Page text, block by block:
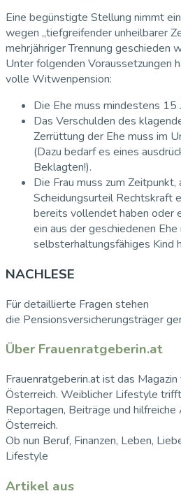
Eine begünstigte Stellung nimmt
wegen „tiefgreifender unheilbarer
mehrjähriger Trennung geschieden
Unter folgenden Voraussetzungen
volle Witwenpension:
Die Ehe muss mindestens 15
Das Verschulden des
Zerrüttung der Ehe muss im
(Dazu bedarf es eines
Beklagten!).
Die Frau muss zum Zeitpunkt,
Scheidungsurteil Rechtskraft
bereits vollendet haben oder
ein aus der geschiedenen Ehe
selbsterhaltungsfähiges Kind
NACHLESE
Für detaillierte Fragen stehen
die Pensionsversicherungsträger
Über Frauenratgeberin.at
Frauenratgeberin.at ist das Magazin
Österreich. Weiblicher Lifestyle
Reportagen, Beiträge und hilfreiche
Österreich.
Ob nun Beruf, Finanzen, Leben,
Lifestyle
Artikel aus